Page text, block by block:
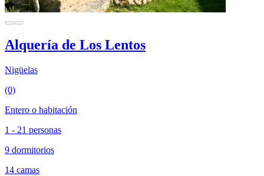
Alquería de Los Lentos
Nigüelas
(0)
Entero o habitación
1 - 21 personas
9 dormitorios
14 camas